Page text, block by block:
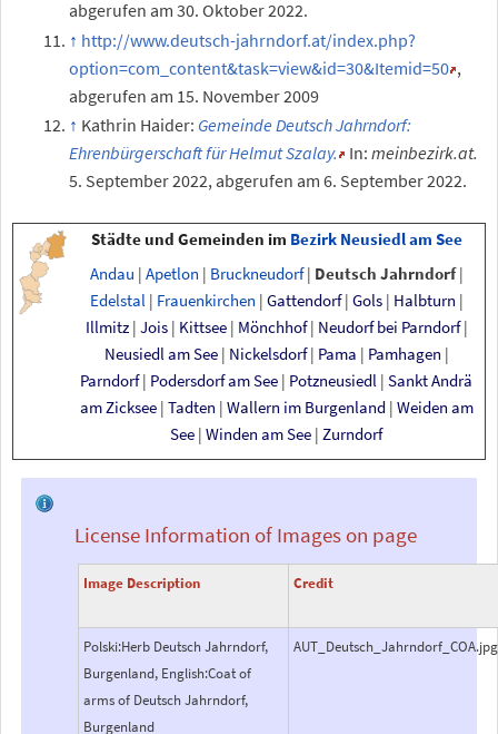
abgerufen am 30. Oktober 2022.
http://www.deutsch-jahrndorf.at/index.php?
option=com_content&task=view&id=30&Itemid=50 ,
abgerufen am 15. November 2009
Kathrin Haider: Gemeinde Deutsch Jahrndorf:
Ehrenbürgerschaft für Helmut Szalay.
In: meinbezirk.at.
5. September 2022, abgerufen am 6. September 2022.
Städte und Gemeinden im Bezirk Neusiedl am See
Andau | Apetlon | Bruckneudorf | Deutsch Jahrndorf |
Edelstal | Frauenkirchen | Gattendorf | Gols | Halbturn |
Illmitz | Jois | Kittsee | Mönchhof | Neudorf bei Parndorf |
Neusiedl am See | Nickelsdorf | Pama | Pamhagen |
Parndorf | Podersdorf am See | Potzneusiedl | Sankt Andrä
am Zicksee | Tadten | Wallern im Burgenland | Weiden am
See | Winden am See | Zurndorf
License Information of Images on page
Image Description Credit
Polski:Herb Deutsch Jahrndorf,
Burgenland, English:Coat of
arms of Deutsch Jahrndorf,
Burgenland
AUT_Deutsch_Jahrndorf_COA.jpg